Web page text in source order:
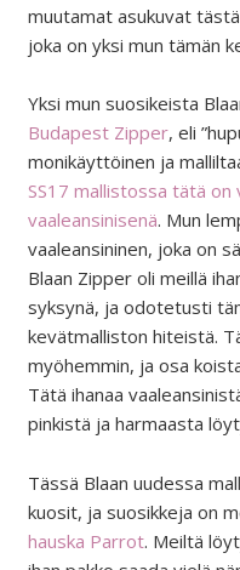
muutamat asukuvat
joka on yksi mun tämän
Yksi mun suosikeista
Budapest Zipper, eli
monikäyttöinen ja
SS17 mallistossa tätä on
vaaleansinisenä. Mun
vaaleansininen, joka on
Blaan Zipper oli meillä
syksynä, ja odotetusti
kevätmalliston hiteistä.
myöhemmin, ja osa
Tätä ihanaa
pinkistä ja harmaasta
Tässä Blaan uudessa
kuosit, ja suosikkeja on
hauska Parrot. Meiltä